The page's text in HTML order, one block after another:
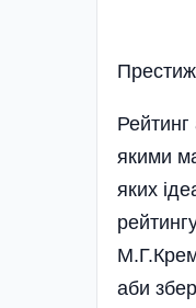
Рейтинг
якими
яких
аби